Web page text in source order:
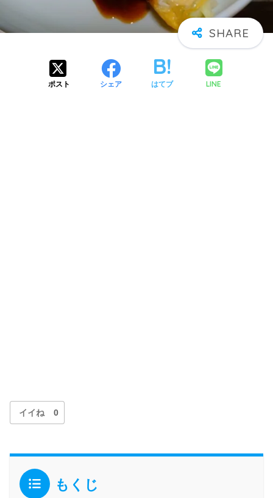
ポスト シェア はてブ LINE
イイね 0
もくじ